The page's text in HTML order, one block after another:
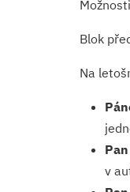
Blok
Na
v